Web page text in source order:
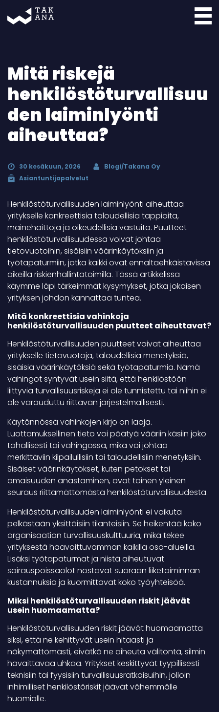
Mitä riskejä
henkilöstöturvallisuu
den laiminlyönti
aiheuttaa?
30 kesäkuun, 2026
Blogi/Takana Oy
Asiantuntijapalvelut
Henkilöstöturvallisuuden laiminlyönti aiheuttaa
yritykselle konkreettisia taloudellisia tappioita,
mainehaittoja ja oikeudellisia vastuita. Puutteet
henkilöstöturvallisuudessa voivat johtaa
tietovuotoihin, sisäisiin väärinkäytöksiin ja
työtapaturmiin, jotka kaikki ovat ennaltaehkäistävissä
oikeilla riskienhallintatoimilla. Tässä artikkelissa
käymme läpi tärkeimmät kysymykset, jotka jokaisen
yrityksen johdon kannattaa tuntea.
Mitä konkreettisia vahinkoja
henkilöstöturvallisuuden puutteet aiheuttavat?
Henkilöstöturvallisuuden puutteet voivat aiheuttaa
yritykselle tietovuotoja, taloudellisia menetyksiä,
sisäisiä väärinkäytöksiä sekä työtapaturmia. Nämä
vahingot syntyvät usein siitä, että henkilöstöön
liittyviä turvallisuusriskejä ei ole tunnistettu tai niihin ei
ole varauduttu riittävän järjestelmällisesti.
Käytännössä vahinkojen kirjo on laaja.
Luottamuksellinen tieto voi päätyä vääriin käsiin joko
tahallisesti tai vahingossa, mikä voi johtaa
merkittäviin kilpailullisiin tai taloudellisiin menetyksiin.
Sisäiset väärinkäytökset, kuten petokset tai
omaisuuden anastaminen, ovat toinen yleinen
seuraus riittämättömästä henkilöstöturvallisuudesta.
Henkilöstöturvallisuuden laiminlyönti ei vaikuta
pelkästään yksittäisiin tilanteisiin. Se heikentää koko
organisaation turvallisuuskulttuuria, mikä tekee
yrityksestä haavoittuvamman kaikilla osa-alueilla.
Lisäksi työtapaturmat ja niistä aiheutuvat
sairauspoissaolot nostavat suoraan liiketoiminnan
kustannuksia ja kuormittavat koko työyhteisöä.
Miksi henkilöstöturvallisuuden riskit jäävät
usein huomaamatta?
Henkilöstöturvallisuuden riskit jäävät huomaamatta
siksi, että ne kehittyvät usein hitaasti ja
näkymättömästi, eivätkä ne aiheuta välitöntä, silmin
havaittavaa uhkaa. Yritykset keskittyvät tyypillisesti
teknisiin tai fyysisiin turvallisuusratkaisuihin, jolloin
inhimilliset henkilöstöriskit jäävät vähemmälle
huomiolle.